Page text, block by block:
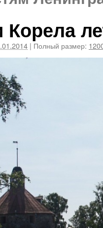
Корела
| Полный размер: